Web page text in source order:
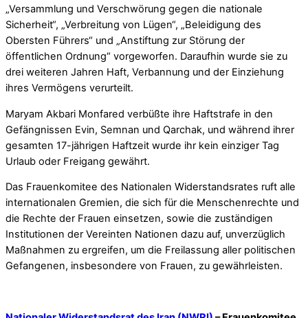
„Versammlung und Verschwörung gegen die nationale
Sicherheit“, „Verbreitung von Lügen“, „Beleidigung des
Obersten Führers“ und „Anstiftung zur Störung der
öffentlichen Ordnung“ vorgeworfen. Daraufhin wurde sie zu
drei weiteren Jahren Haft, Verbannung und der Einziehung
ihres Vermögens verurteilt.
Maryam Akbari Monfared verbüßte ihre Haftstrafe in den
Gefängnissen Evin, Semnan und Qarchak, und während ihrer
gesamten 17-jährigen Haftzeit wurde ihr kein einziger Tag
Urlaub oder Freigang gewährt.
Das Frauenkomitee des Nationalen Widerstandsrates ruft alle
internationalen Gremien, die sich für die Menschenrechte und
die Rechte der Frauen einsetzen, sowie die zuständigen
Institutionen der Vereinten Nationen dazu auf, unverzüglich
Maßnahmen zu ergreifen, um die Freilassung aller politischen
Gefangenen, insbesondere von Frauen, zu gewährleisten.